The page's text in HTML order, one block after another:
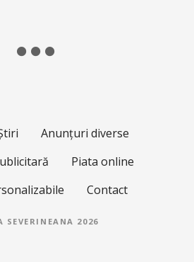
Anunțuri diverse
Piata online
Contact
SEVERINEANA 2026